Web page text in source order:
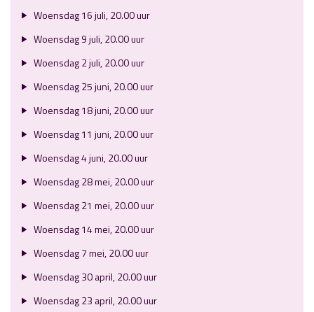
Woensdag 16 juli, 20.00 uur
Woensdag 9 juli, 20.00 uur
Woensdag 2 juli, 20.00 uur
Woensdag 25 juni, 20.00 uur
Woensdag 18 juni, 20.00 uur
Woensdag 11 juni, 20.00 uur
Woensdag 4 juni, 20.00 uur
Woensdag 28 mei, 20.00 uur
Woensdag 21 mei, 20.00 uur
Woensdag 14 mei, 20.00 uur
Woensdag 7 mei, 20.00 uur
Woensdag 30 april, 20.00 uur
Woensdag 23 april, 20.00 uur